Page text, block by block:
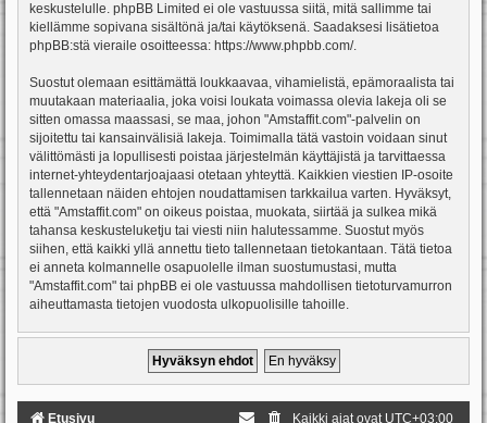
keskustelulle. phpBB Limited ei ole vastuussa siitä, mitä sallimme tai
kiellämme sopivana sisältönä ja/tai käytöksenä. Saadaksesi lisätietoa
phpBB:stä vieraile osoitteessa: https://www.phpbb.com/.
Suostut olemaan esittämättä loukkaavaa, vihamielistä, epämoraalista tai
muutakaan materiaalia, joka voisi loukata voimassa olevia lakeja oli se
sitten omassa maassasi, se maa, johon "Amstaffit.com"-palvelin on
sijoitettu tai kansainvälisiä lakeja. Toimimalla tätä vastoin voidaan sinut
välittömästi ja lopullisesti poistaa järjestelmän käyttäjistä ja tarvittaessa
internet-yhteydentarjoajaasi otetaan yhteyttä. Kaikkien viestien IP-osoite
tallennetaan näiden ehtojen noudattamisen tarkkailua varten. Hyväksyt,
että "Amstaffit.com" on oikeus poistaa, muokata, siirtää ja sulkea mikä
tahansa keskusteluketju tai viesti niin halutessamme. Suostut myös
siihen, että kaikki yllä annettu tieto tallennetaan tietokantaan. Tätä tietoa
ei anneta kolmannelle osapuolelle ilman suostumustasi, mutta
"Amstaffit.com" tai phpBB ei ole vastuussa mahdollisen tietoturvamurron
aiheuttamasta tietojen vuodosta ulkopuolisille tahoille.
Etusivu Kaikki ajat ovat UTC+03:00